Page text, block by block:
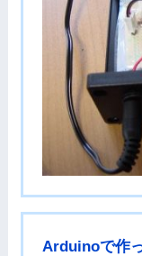
Arduinoで作